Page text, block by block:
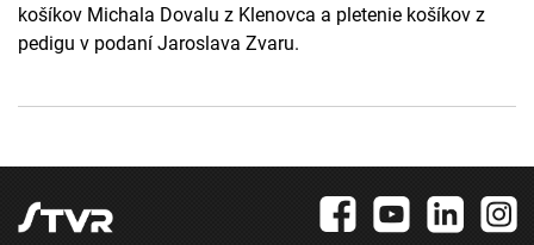
košíkov Michala Dovalu z Klenovca a pletenie košíkov z
pedigu v podaní Jaroslava Zvaru.